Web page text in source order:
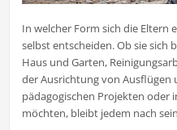
In welcher Form sich die Eltern
selbst entscheiden. Ob sie sich
Haus und Garten,
der Ausrichtung von Ausflügen
pädagogischen Projekten oder
möchten, bleibt jedem nach